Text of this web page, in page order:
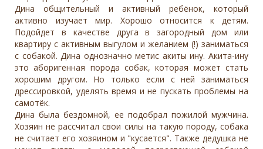
Дина общительный и активный ребёнок, который
активно изучает мир. Хорошо относится к детям.
Подойдет в качестве друга в загородный дом или
квартиру с активным выгулом и желанием (!) заниматься
с собакой. Дина однозначно метис акиты ину. Акита-ину
это аборигенная порода собак, которая может стать
хорошим другом. Но только если с ней заниматься
дрессировкой, уделять время и не пускать проблемы на
самотёк.
Дина была бездомной, ее подобрал пожилой мужчина.
Хозяин не рассчитал свои силы на такую породу, собака
не считает его хозяином и "кусается". Также дедушка не